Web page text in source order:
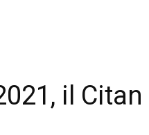
il Citan